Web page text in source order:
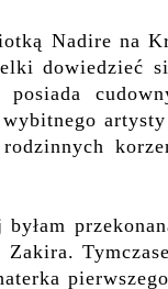
Nadire na
dowiedzieć